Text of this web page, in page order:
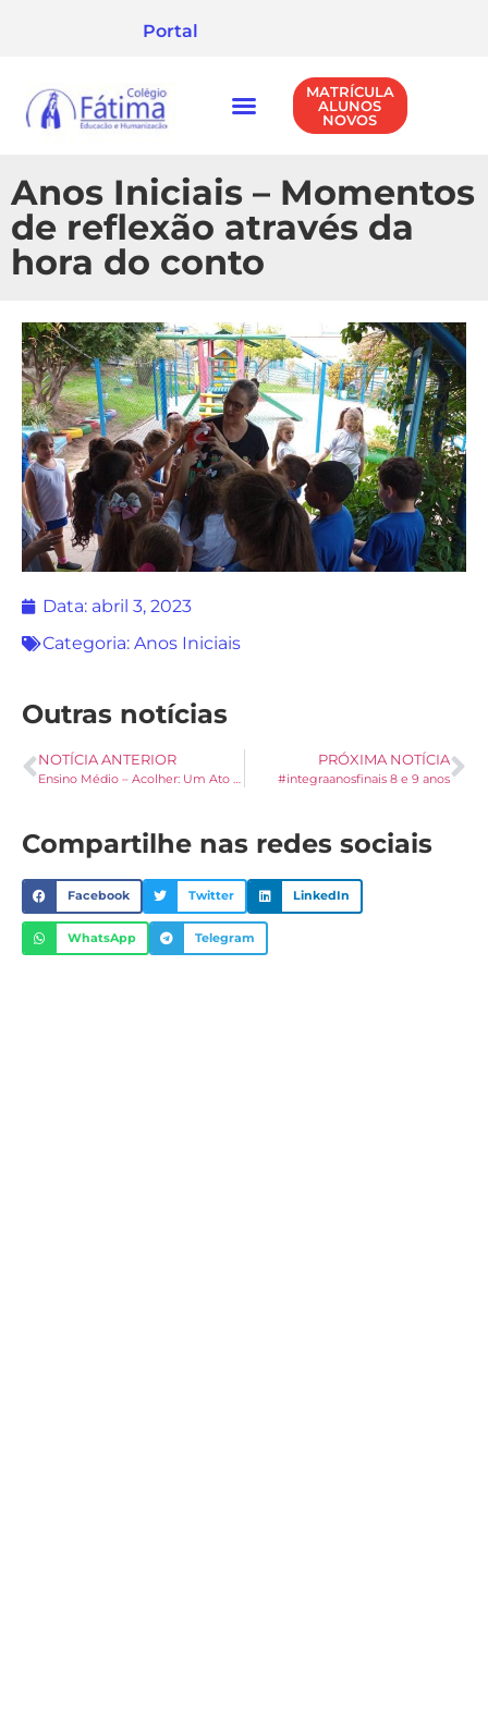
Portal
MATRÍCULA
ALUNOS
NOVOS
Anos Iniciais – Momentos
de reflexão através da
hora do conto
Data: abril 3, 2023
Categoria: Anos Iniciais
Outras notícias
NOTÍCIA ANTERIOR
Ensino Médio – Acolher: Um Ato Palotino
PRÓXIMA NOTÍCIA
#integraanosfinais 8 e 9 anos
Compartilhe nas redes sociais
Facebook Twitter LinkedIn
WhatsApp Telegram